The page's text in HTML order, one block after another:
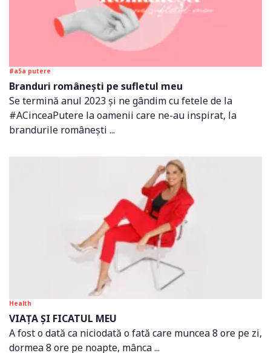
#a5a putere
Branduri românești pe sufletul meu
Se termină anul 2023 și ne gândim cu fetele de la
#ACinceaPutere la oamenii care ne-au inspirat, la
brandurile românești ...
Health
VIAȚA ȘI FICATUL MEU
A fost o dată ca niciodată o fată care muncea 8 ore pe zi,
dormea 8 ore pe noapte, mânca ...